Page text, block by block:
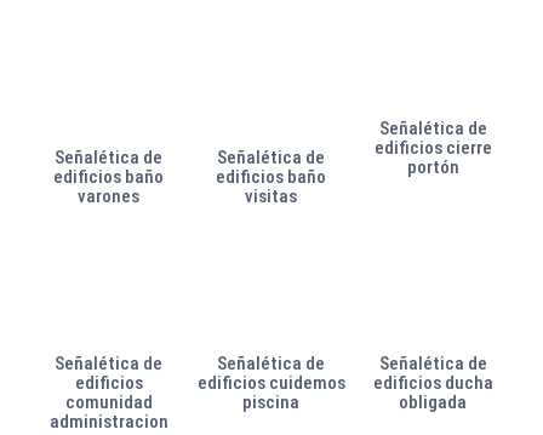
Señalética de
edificios baño
varones
Señalética de
edificios baño
visitas
Señalética de
edificios cierre
portón
Señalética de
edificios
comunidad
administracion
Señalética de
edificios cuidemos
piscina
Señalética de
edificios ducha
obligada